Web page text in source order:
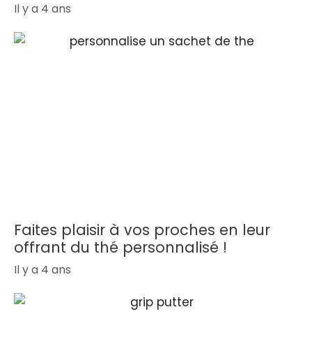
Il y a 4 ans
Faites plaisir à vos proches en leur
offrant du thé personnalisé !
Il y a 4 ans